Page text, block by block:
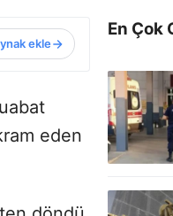
ekle
eden
En Çok